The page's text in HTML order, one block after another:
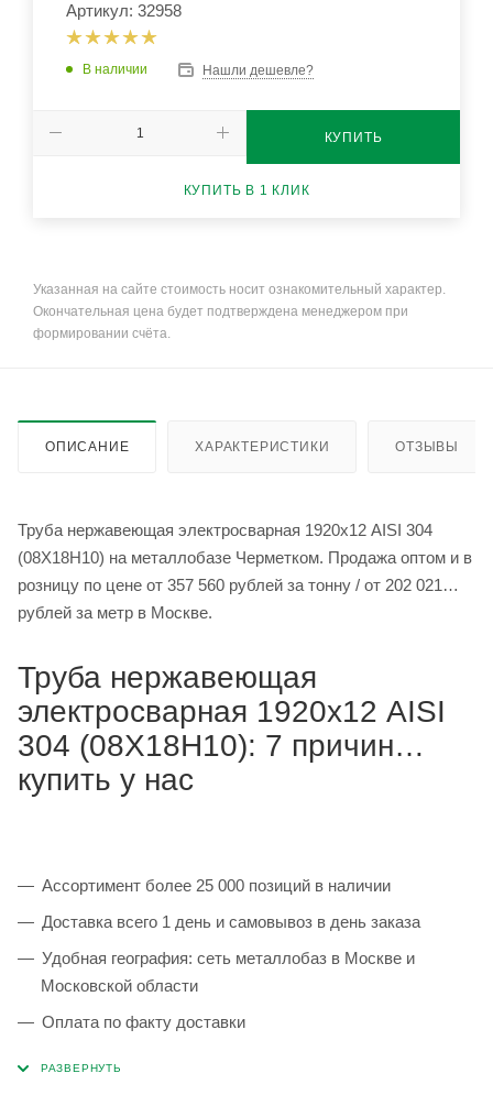
Артикул: 32958
В наличии Нашли дешевле?
КУПИТЬ
КУПИТЬ В 1 КЛИК
Указанная на сайте стоимость носит ознакомительный характер.
Окончательная цена будет подтверждена менеджером при
формировании счёта.
ОПИСАНИЕ ХАРАКТЕРИСТИКИ ОТЗЫВЫ
Труба нержавеющая электросварная 1920х12 AISI 304
(08Х18Н10) на металлобазе Черметком. Продажа оптом и в
розницу по цене от 357 560 рублей за тонну / от 202 021
рублей за метр в Москве.
Труба нержавеющая
электросварная 1920х12 AISI
304 (08Х18Н10): 7 причин
купить у нас
Ассортимент более 25 000 позиций в наличии
Доставка всего 1 день и самовывоз в день заказа
Удобная география: сеть металлобаз в Москве и
Московской области
Оплата по факту доставки